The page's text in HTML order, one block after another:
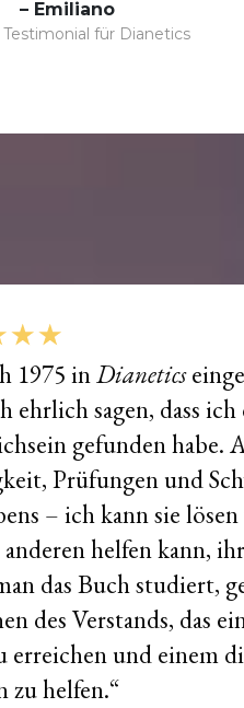
– Emiliano
für Dianetics
1975 inDianetics
ehrlich sagen, dass
gefunden habe.
Prüfungen und
– ich kann sie
helfen kann,
das Buch studiert,
des Verstands, das
erreichen und einem
zu helfen.“